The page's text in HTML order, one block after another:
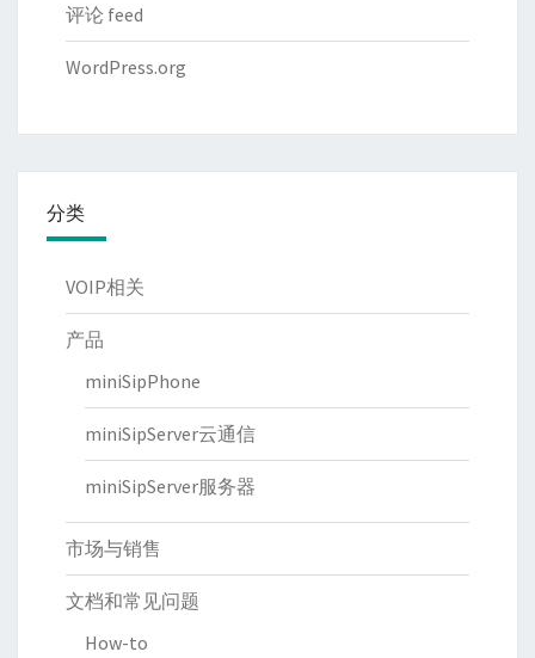
评论 feed
WordPress.org
分类
VOIP相关
产品
miniSipPhone
miniSipServer云通信
miniSipServer服务器
市场与销售
文档和常见问题
How-to